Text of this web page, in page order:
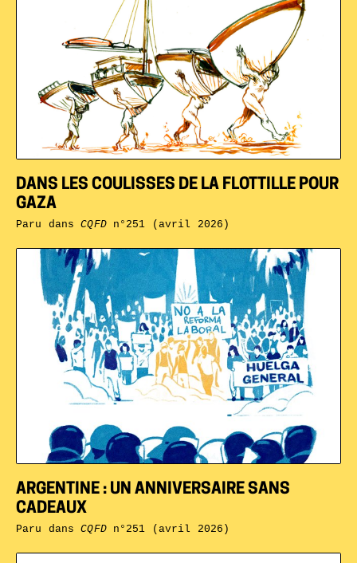
ARGENTINE : UN ANNIVERSAIRE SANS
CADEAUX
Paru dansCQFDn°251 (avril 2026)
DANS LES COULISSES DE LA FLOTTILLE POUR
GAZA
Paru dansCQFDn°251 (avril 2026)